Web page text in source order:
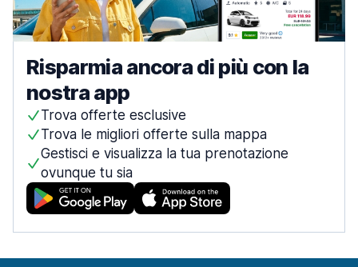
Risparmia ancora di più con la
nostra app
Trova offerte esclusive
Trova le migliori offerte sulla mappa
Gestisci e visualizza la tua prenotazione
ovunque tu sia